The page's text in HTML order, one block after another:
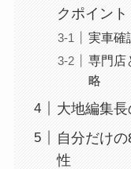
クポイント
実車確
専門店
略
大地編集
自分だけ
性